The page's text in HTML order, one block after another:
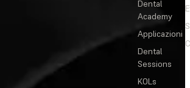
Dental
Academy
Applicazioni
Dental
Sessions
KOLs